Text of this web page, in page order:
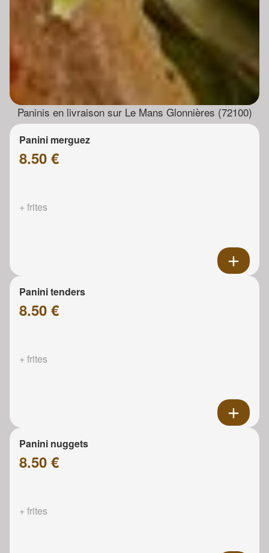
Paninis en livraison sur Le Mans Glonnières (72100)
Panini merguez
8.50 €
+ frites
Panini tenders
8.50 €
+ frites
Panini nuggets
8.50 €
+ frites